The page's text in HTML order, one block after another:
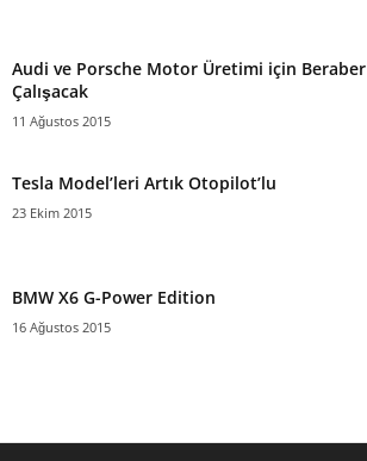
Audi ve Porsche Motor Üretimi için Beraber
Çalışacak
11 Ağustos 2015
Tesla Model’leri Artık Otopilot’lu
23 Ekim 2015
BMW X6 G-Power Edition
16 Ağustos 2015